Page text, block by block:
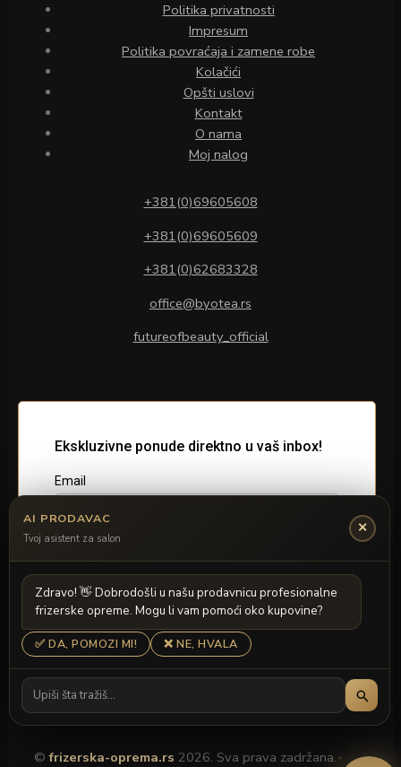
Politika privatnosti
Impresum
Politika povraćaja i zamene robe
Kolačići
Opšti uslovi
Kontakt
O nama
Moj nalog
+381(0)69605608
+381(0)69605609
+381(0)62683328
office@byotea.rs
futureofbeauty_official
©frizerska-oprema.rs 2026. Sva prava zadržana.
AI PRODAVAC
Tvoj asistent za salon
✕
Zdravo! Dobrodošli u našu prodavnicu profesionalne
frizerske opreme. Mogu li vam pomoći oko kupovine?
✅ DA, POMOZI MI! ❌ NE, HVALA